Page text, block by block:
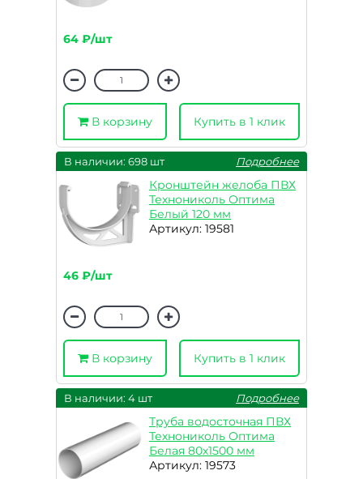
64 ₽/шт
В корзину Купить в 1 клик
В наличии: 698 шт Подробнее
Кронштейн желоба ПВХ
Технониколь Оптима
Белый 120 мм
Артикул: 19581
46 ₽/шт
В корзину Купить в 1 клик
В наличии: 4 шт Подробнее
Труба водосточная ПВХ
Технониколь Оптима
Белая 80х1500 мм
Артикул: 19573